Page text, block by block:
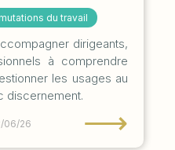
du travail
dirigeants,
à comprendre
les usages au
discernement.
06/26 ⟶